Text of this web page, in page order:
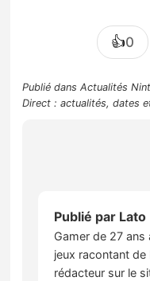
👍0
Publié dansActualités
Direct : actualités, dates
Publié par Lato
Gamer de 27
jeux racontant
rédacteur sur le